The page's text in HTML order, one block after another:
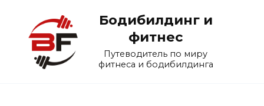
содержанию
Бодибилдинг и
фитнес
Путеводитель по миру
фитнеса и бодибилдинга